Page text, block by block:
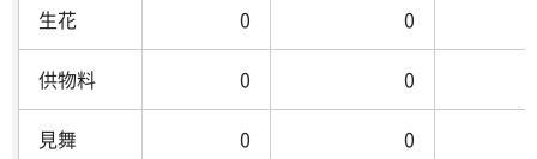
生花 0 0
供物料 0 0
見舞 0 0